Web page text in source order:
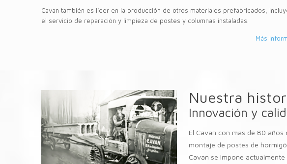
Cavan también es líder en la producción de otros materiales prefabricados,
el servicio de reparación y limpieza de postes y columnas instaladas.
Más
Nuestra
Innovación y
El Cavan con más de 80
montaje de postes de
Cavan se impone